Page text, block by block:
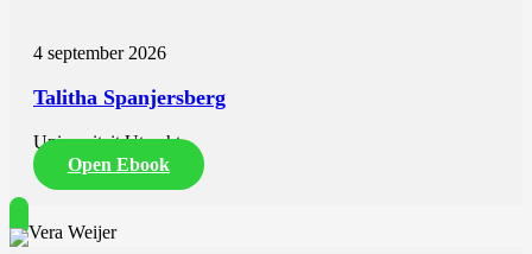
4 september 2026
Talitha Spanjersberg
Universiteit Utrecht
Open Ebook